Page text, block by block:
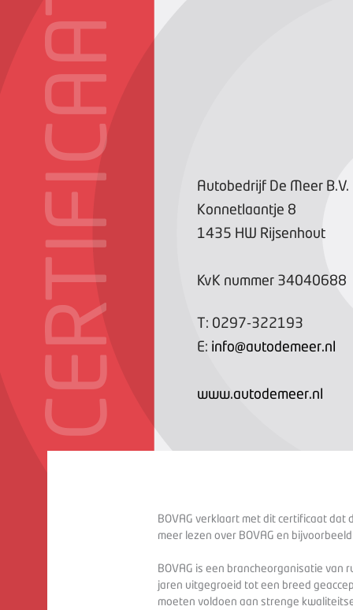
CERTIFICAAT
Autobedrijf De Meer B.V.
Konnetlaantje 8
1435 HW Rijsenhout
KvK nummer 34040688
T: 0297-322193
E: info@autodemeer.nl
www.autodemeer.nl
BOVAG verklaart met dit certificaat dat
meer lezen over BOVAG en
BOVAG is een brancheorganisatie van
jaren uitgegroeid tot een breed
moeten voldoen aan strenge